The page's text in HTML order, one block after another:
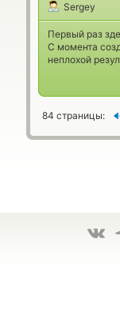
Sergey
Первый раз
С момента
неплохой
84 страницы: